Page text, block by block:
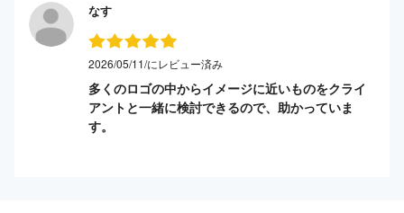
なす
2026/05/11/にレビュー済み
多くのロゴの中からイメージに近いものをクライ
アントと一緒に検討できるので、助かっていま
す。